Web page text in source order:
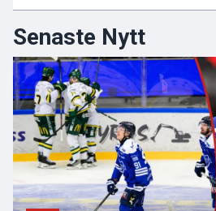
Senaste Nytt